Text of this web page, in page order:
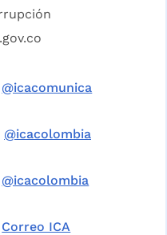
@icacomunica
@icacolombia
@icacolombia
Correo ICA